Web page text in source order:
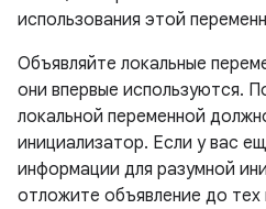
использования этой
Объявляйте локальные
они впервые используются.
локальной переменной
инициализатор. Если у вас
информации для разумной
отложите объявление до тех